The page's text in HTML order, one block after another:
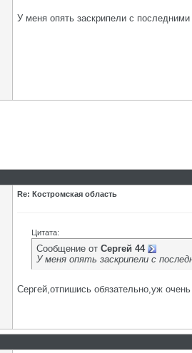
У меня опять заскрипели с
Re: Костромская область
Цитата:
Сообщение от Сергей 44
У меня опять заскрипели с
Сергей,отпишись обязательно,уж очень